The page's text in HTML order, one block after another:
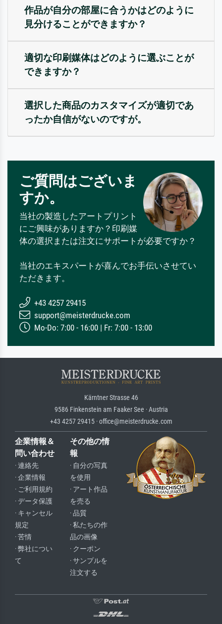
作品が自分の部屋に合うかはどのように
見分けることができますか？
適切な印刷媒体はどのように選ぶことが
できますか？
選択した商品のカスタマイズが適切であ
ったか自信がないのですが。
ご質問はございま
すか。
当社の製造したアートプリント
にご興味がありますか？印刷媒
体の選択または注文にサポートが必要ですか？
当社のエキスパートが喜んでお手伝いさせてい
ただきます。
+43 4257 29415
support@meisterdrucke.com
Mo-Do: 7:00 - 16:00 | Fr: 7:00 - 13:00
Kärntner Strasse 46
9586 Finkenstein am Faaker See · Austria
+43 4257 29415 · office@meisterdrucke.com
企業情報＆
問い合わせ
· 連絡先
· 企業情報
· ご利用規約
· データ保護
· キャンセル
規定
· 苦情
· 弊社につい
て
その他の情
報
· 自分の写真
を使用
· アート作品
を売る
· 品質
· 私たちの作
品の画像
· クーポン
· サンプルを
注文する